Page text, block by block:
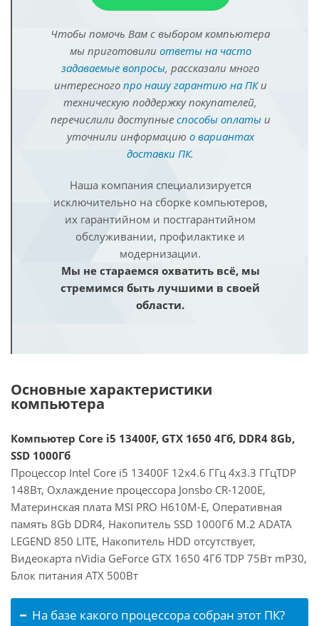
Чтобы помочь Вам с выбором компьютера
мы приготовили ответы на часто
задаваемые вопросы, рассказали много
интересного про нашу гарантию на ПКи
техническую поддержку покупателей,
перечислили доступные способы оплатыи
уточнили информацию о вариантах
доставки ПК.
Наша компания специализируется
исключительно на сборке компьютеров,
их гарантийном и постгарантийном
обслуживании, профилактике и
модернизации.
Мы не стараемся охватить всё, мы
стремимся быть лучшими в своей
области.
Основные характеристики
компьютера
Компьютер Core i5 13400F, GTX 1650 4Гб, DDR4 8Gb,
SSD 1000Гб
Процессор Intel Core i5 13400F 12x4.6 ГГц 4x3.3 ГГцTDP
148Вт, Охлаждение процессора Jonsbo CR-1200E,
Материнская плата MSI PRO H610M-E, Оперативная
память 8Gb DDR4, Накопитель SSD 1000Гб M.2 ADATA
LEGEND 850 LITE, Накопитель HDD отсутствует,
Видеокарта nVidia GeForce GTX 1650 4Гб TDP 75Вт mP30,
Блок питания ATX 500Вт
На базе какого процессора собран этот ПК?